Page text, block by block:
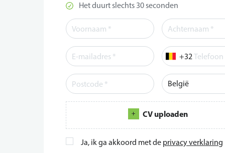
Het duurt slechts 30 seconden
Telefoon
CV uploaden
Ja, ik ga akkoord met de privacy verklaring